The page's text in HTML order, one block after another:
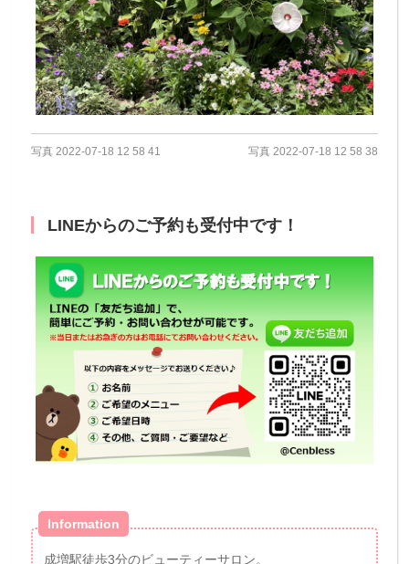
写真 2022-07-18 12 58 41 写真 2022-07-18 12 58 38
LINEからのご予約も受付中です！
Information
成増駅徒歩3分のビューティーサロン。